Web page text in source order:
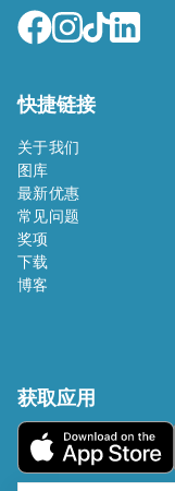
快捷链接
关于我们
图库
最新优惠
常见问题
奖项
下载
博客
获取应用